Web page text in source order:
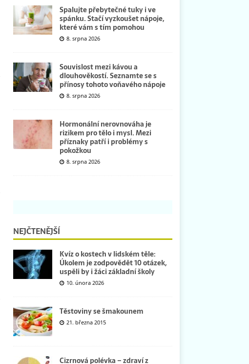
Spalujte přebytečné tuky i ve
spánku. Stačí vyzkoušet nápoje,
které vám s tím pomohou
8. srpna 2026
Souvislost mezi kávou a
dlouhověkostí. Seznamte se s
přínosy tohoto voňavého nápoje
8. srpna 2026
Hormonální nerovnováha je
rizikem pro tělo i mysl. Mezi
příznaky patří i problémy s
pokožkou
8. srpna 2026
NEJČTENĚJŠÍ
Kvíz o kostech v lidském těle:
Úkolem je zodpovědět 10 otázek,
uspěli by i žáci základní školy
10. února 2026
Těstoviny se šmakounem
21. března 2015
Cizrnová polévka – zdraví z